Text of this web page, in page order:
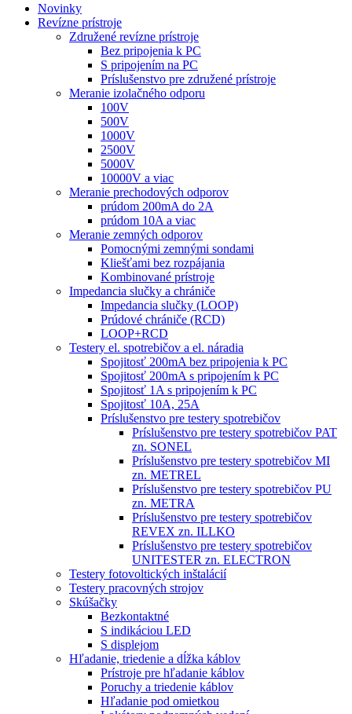
Novinky
Revízne prístroje
Združené revízne prístroje
Bez pripojenia k PC
S pripojením na PC
Príslušenstvo pre združené prístroje
Meranie izolačného odporu
100V
500V
1000V
2500V
5000V
10000V a viac
Meranie prechodových odporov
prúdom 200mA do 2A
prúdom 10A a viac
Meranie zemných odporov
Pomocnými zemnými sondami
Kliešťami bez rozpájania
Kombinované prístroje
Impedancia slučky a chrániče
Impedancia slučky (LOOP)
Prúdové chrániče (RCD)
LOOP+RCD
Testery el. spotrebičov a el. náradia
Spojitosť 200mA bez pripojenia k PC
Spojitosť 200mA s pripojením k PC
Spojitosť 1A s pripojením k PC
Spojitosť 10A, 25A
Príslušenstvo pre testery spotrebičov
Príslušenstvo pre testery spotrebičov PAT
zn. SONEL
Príslušenstvo pre testery spotrebičov MI
zn. METREL
Príslušenstvo pre testery spotrebičov PU
zn. METRA
Príslušenstvo pre testery spotrebičov
REVEX zn. ILLKO
Príslušenstvo pre testery spotrebičov
UNITESTER zn. ELECTRON
Testery fotovoltických inštalácií
Testery pracovných strojov
Skúšačky
Bezkontaktné
S indikáciou LED
S displejom
Hľadanie, triedenie a dĺžka káblov
Prístroje pre hľadanie káblov
Poruchy a triedenie káblov
Hľadanie pod omietkou